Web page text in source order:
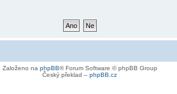
Založeno na phpBB® Forum Software © phpBB Group
Český překlad – phpBB.cz